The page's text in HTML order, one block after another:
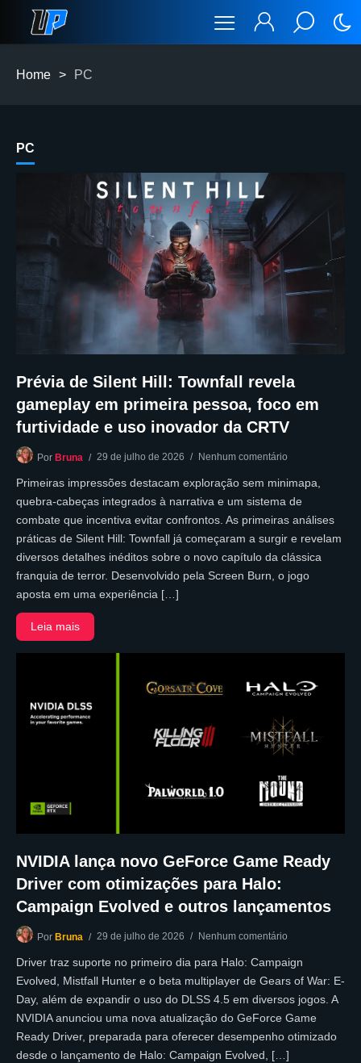
Home > PC
PC
Prévia de Silent Hill: Townfall revela
gameplay em primeira pessoa, foco em
furtividade e uso inovador da CRTV
Por Bruna 29 de julho de 2026 Nenhum comentário
Primeiras impressões destacam exploração sem minimapa,
quebra-cabeças integrados à narrativa e um sistema de
combate que incentiva evitar confrontos. As primeiras análises
práticas de Silent Hill: Townfall já começaram a surgir e revelam
diversos detalhes inéditos sobre o novo capítulo da clássica
franquia de terror. Desenvolvido pela Screen Burn, o jogo
aposta em uma experiência […]
Leia mais
NVIDIA lança novo GeForce Game Ready
Driver com otimizações para Halo:
Campaign Evolved e outros lançamentos
Por Bruna 29 de julho de 2026 Nenhum comentário
Driver traz suporte no primeiro dia para Halo: Campaign
Evolved, Mistfall Hunter e o beta multiplayer de Gears of War: E-
Day, além de expandir o uso do DLSS 4.5 em diversos jogos. A
NVIDIA anunciou uma nova atualização do GeForce Game
Ready Driver, preparada para oferecer desempenho otimizado
desde o lançamento de Halo: Campaign Evolved, […]